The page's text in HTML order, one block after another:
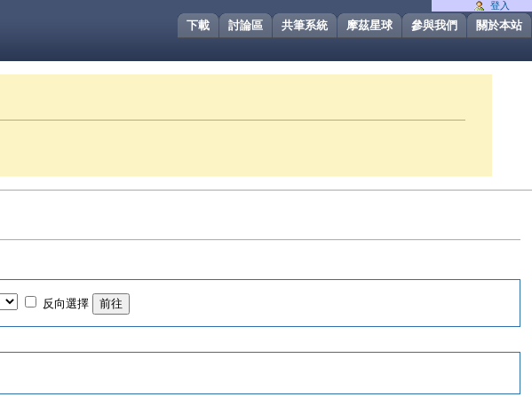
關於本站
參與我們
摩茲星球
共筆系統
討論區
下載
反向選擇
登入